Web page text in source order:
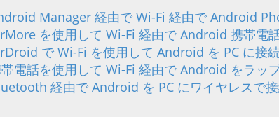
Manager 経由で Wi​​-Fi 経由で Android
を使用して Wi-Fi 経由で Android 携帯電
で Wi-Fi を使用して Android を PC に接
電話を使用して Wi-Fi 経由で Android をラッ
経由で Android を PC にワイヤレスで